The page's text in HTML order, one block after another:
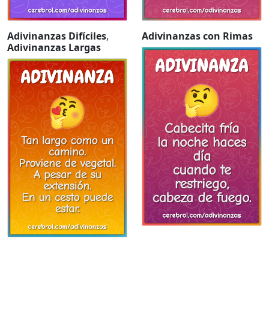
Adivinanzas Difíciles,
Adivinanzas Largas
Adivinanzas con Rimas